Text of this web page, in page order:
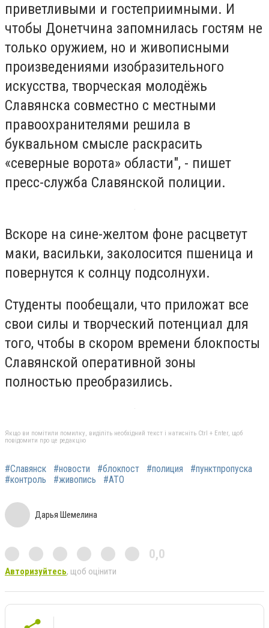
приветливыми и гостеприимными. И
чтобы Донетчина запомнилась гостям не
только оружием, но и живописными
произведениями изобразительного
искусства, творческая молодёжь
Славянска совместно с местными
правоохранителями решила в
буквальном смысле раскрасить
«северные ворота» области", - пишет
пресс-служба Славянской полиции.
Вскоре на сине-желтом фоне расцветут
маки, васильки, заколосится пшеница и
повернутся к солнцу подсолнухи.
Студенты пообещали, что приложат все
свои силы и творческий потенциал для
того, чтобы в скором времени блокпосты
Славянской оперативной зоны
полностью преобразились.
Якщо ви помітили помилку, виділіть необхідний текст і натисніть Ctrl + Enter, щоб
повідомити про це редакцію
#Славянск #новости #блокпост #полиция
#пунктпропуска
#контроль
#живопись #АТО
Дарья Шемелина
0,0
Авторизуйтесь, щоб оцінити